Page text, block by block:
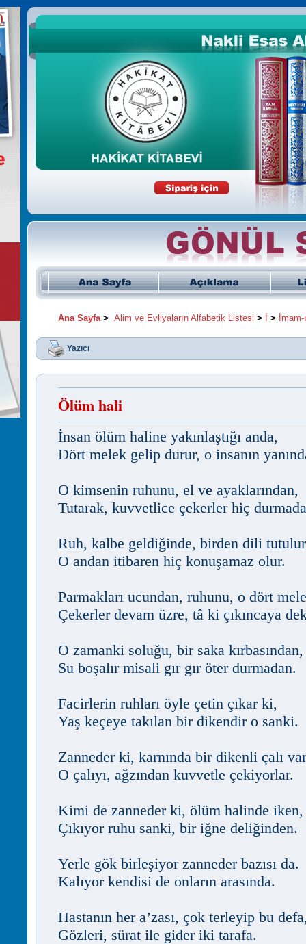
Ana Sayfa> Alim ve Evliyaların Alfabetik Listesi > >
Yazıcı
Ölüm hali
İnsan ölüm haline yakınlaştığı anda,
Dört melek gelip durur, o insanın
O kimsenin ruhunu, el ve ayaklarından,
Tutarak, kuvvetlice çekerler hiç
Ruh, kalbe geldiğinde, birden dili
O andan itibaren hiç konuşamaz olur.
Parmakları ucundan, ruhunu, o dört
Çekerler devam üzre, tâ ki çıkıncaya
O zamanki soluğu, bir saka kırbasından,
Su boşalır misali gır gır öter durmadan.
Facirlerin ruhları öyle çetin çıkar ki,
Yaş keçeye takılan bir dikendir o sanki.
Zanneder ki, karnında bir dikenli çalı
O çalıyı, ağzından kuvvetle çekiyorlar.
Kimi de zanneder ki, ölüm halinde iken,
Çıkıyor ruhu sanki, bir iğne deliğinden.
Yerle gök birleşiyor zanneder bazısı da.
Kalıyor kendisi de onların arasında.
Hastanın her a’zası, çok terleyip bu
Gözleri, sürat ile gider iki tarafa.